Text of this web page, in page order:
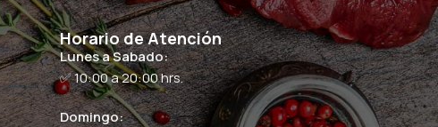
Horario de Atención
Lunes a Sabado:
✅ 10:00 a 20:00 hrs.
Domingo: